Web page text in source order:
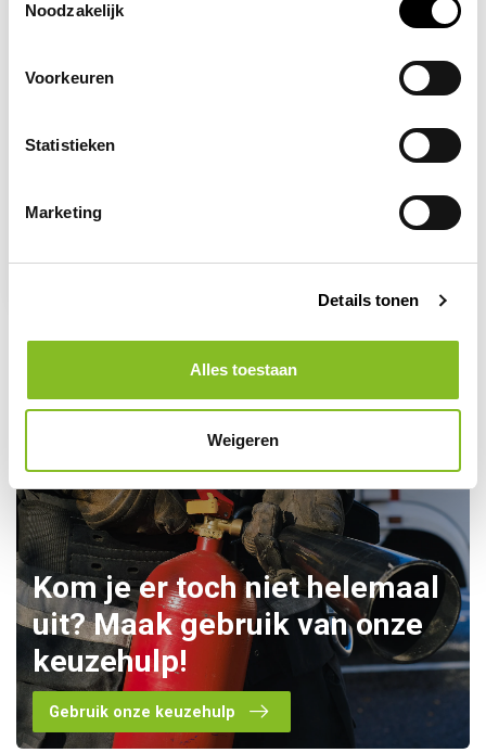
Noodzakelijk
Voorkeuren
Statistieken
Marketing
Details tonen
Alles toestaan
Weigeren
HEKA wondpleister
Kom je er toch niet helemaal
uit? Maak gebruik van onze
keuzehulp!
Gebruik onze keuzehulp